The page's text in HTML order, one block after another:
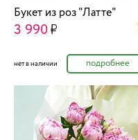
Букет из роз "Латте"
3 990
нет в наличии подробнее